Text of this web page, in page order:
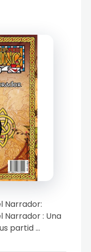
Narrador:
Narrador : Una
partid ...